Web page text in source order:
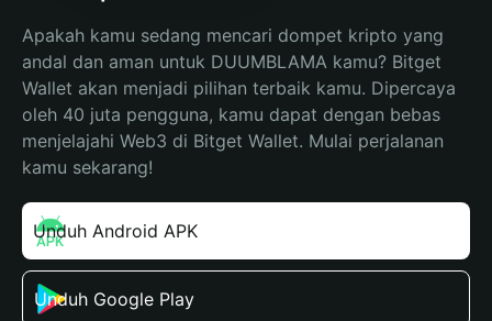
Apakah kamu sedang mencari dompet kripto yang
andal dan aman untuk DUUMBLAMA kamu? Bitget
Wallet akan menjadi pilihan terbaik kamu. Dipercaya
oleh 40 juta pengguna, kamu dapat dengan bebas
menjelajahi Web3 di Bitget Wallet. Mulai perjalanan
kamu sekarang!
Unduh Android APK
Unduh Google Play